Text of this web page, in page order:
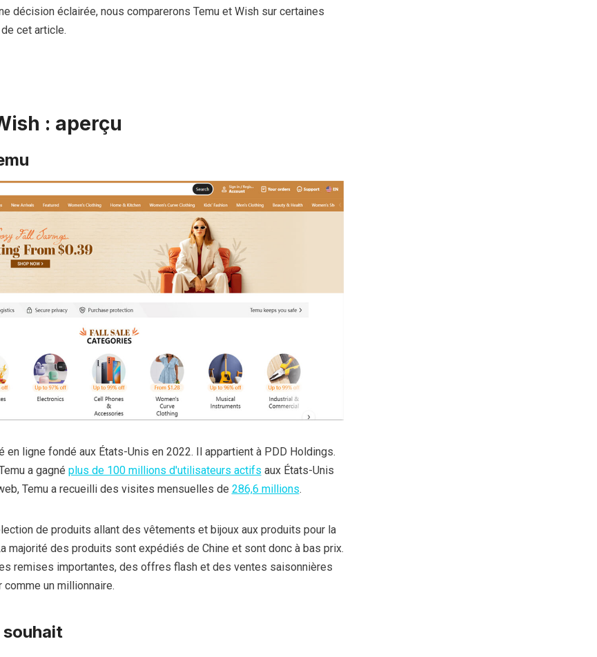
décision éclairée, nous comparerons Temu et Wish sur certaines
cet article.
: aperçu
en ligne fondé aux États-Unis en 2022. Il appartient à PDD Holdings.
a gagné plus de 100 millions d'utilisateurs actifs aux États-Unis
Temu a recueilli des visites mensuelles de 286,6 millions.
de produits allant des vêtements et bijoux aux produits pour la
majorité des produits sont expédiés de Chine et sont donc à bas prix.
remises importantes, des offres flash et des ventes saisonnières
un millionnaire.